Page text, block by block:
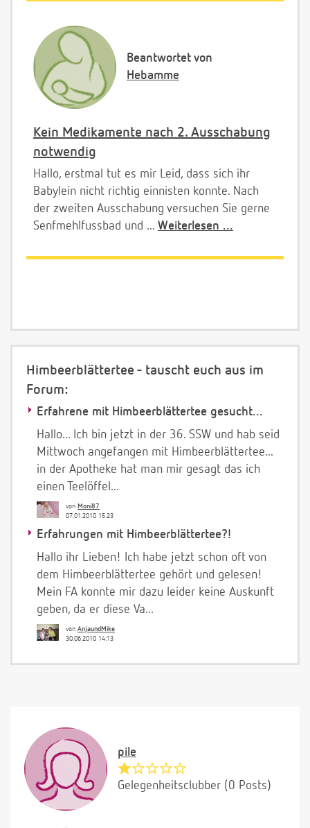
Beantwortet von
Hebamme
Kein Medikamente nach 2. Ausschabung
notwendig
Hallo, erstmal tut es mir Leid, dass sich ihr
Babylein nicht richtig einnisten konnte. Nach
der zweiten Ausschabung versuchen Sie gerne
Senfmehlfussbad und ... Weiterlesen ...
Himbeerblättertee - tauscht euch aus im
Forum:
Erfahrene mit Himbeerblättertee gesucht...
Hallo... Ich bin jetzt in der 36. SSW und hab seid
Mittwoch angefangen mit Himbeerblättertee...
in der Apotheke hat man mir gesagt das ich
einen Teelöffel...
von Moni87
07.01.2010 15:23
Erfahrungen mit Himbeerblättertee?!
Hallo ihr Lieben! Ich habe jetzt schon oft von
dem Himbeerblättertee gehört und gelesen!
Mein FA konnte mir dazu leider keine Auskunft
geben, da er diese Va...
von AnjaundMike
30.06.2010 14:13
pile
Gelegenheitsclubber (0 Posts)